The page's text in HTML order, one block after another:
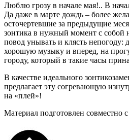
Люблю грозу в начале мая!.. В
Да даже в марте дождь – более
осточертевшие за предыдущие
зонтика в нужный момент с собой
повод унывать и клясть непогоду:
хорошую музыку и вперед, на
городу, который в такие часы
В качестве идеального
предлагает эту согревающую
на «плей»!
Материал подготовлен совместно